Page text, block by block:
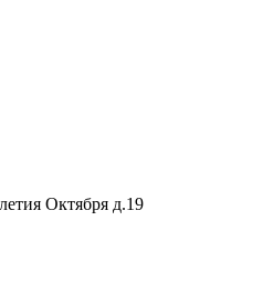
Октября д.19